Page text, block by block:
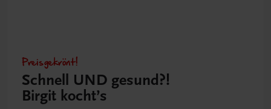
Preisgekrönt!
Schnell UND gesund?!
Birgit kocht’s